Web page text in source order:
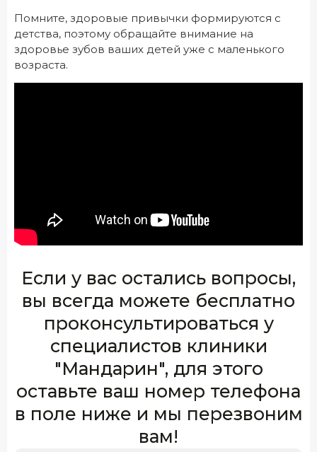
Помните, здоровые привычки формируются с
детства, поэтому обращайте внимание на
здоровье зубов ваших детей уже с маленького
возраста.
Если у вас остались вопросы,
вы всегда можете бесплатно
проконсультироваться у
специалистов клиники
"Мандарин", для этого
оставьте ваш номер телефона
в поле ниже и мы перезвоним
вам!